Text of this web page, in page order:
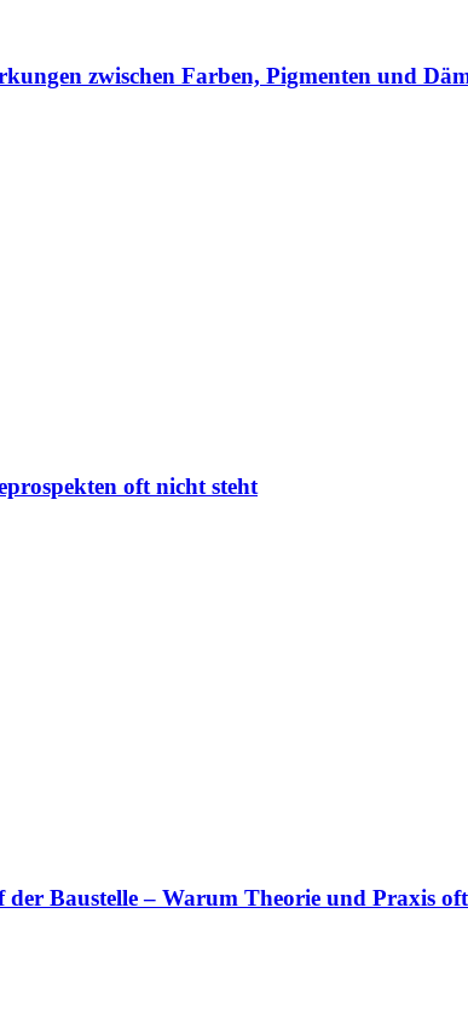
zwischen Farben, Pigmenten und
oft nicht steht
Baustelle – Warum Theorie und Praxis